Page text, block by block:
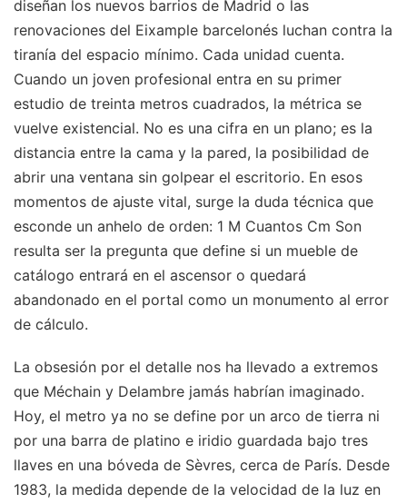
diseñan los nuevos barrios de Madrid o las
renovaciones del Eixample barcelonés luchan contra la
tiranía del espacio mínimo. Cada unidad cuenta.
Cuando un joven profesional entra en su primer
estudio de treinta metros cuadrados, la métrica se
vuelve existencial. No es una cifra en un plano; es la
distancia entre la cama y la pared, la posibilidad de
abrir una ventana sin golpear el escritorio. En esos
momentos de ajuste vital, surge la duda técnica que
esconde un anhelo de orden: 1 M Cuantos Cm Son
resulta ser la pregunta que define si un mueble de
catálogo entrará en el ascensor o quedará
abandonado en el portal como un monumento al error
de cálculo.
La obsesión por el detalle nos ha llevado a extremos
que Méchain y Delambre jamás habrían imaginado.
Hoy, el metro ya no se define por un arco de tierra ni
por una barra de platino e iridio guardada bajo tres
llaves en una bóveda de Sèvres, cerca de París. Desde
1983, la medida depende de la velocidad de la luz en